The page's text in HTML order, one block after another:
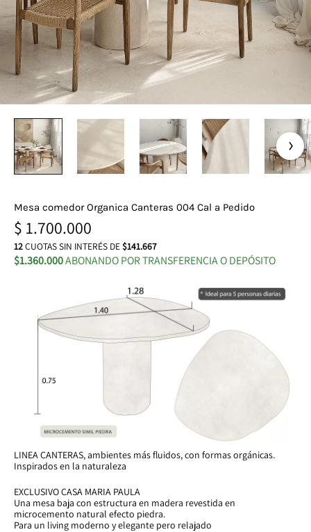
Mesa comedor Organica Canteras 004 Cal a Pedido
$ 1.700.000
12CUOTAS SIN INTERÉS DE$141.667
$1.360.000ABONANDO POR TRANSFERENCIA O DEPÓSITO
LINEA CANTERAS, ambientes más fluidos, con formas orgánicas.
Inspirados en la naturaleza
EXCLUSIVO CASA MARIA PAULA
Una mesa baja con estructura en madera revestida en
microcemento natural efecto piedra.
Para un living moderno y elegante pero relajado